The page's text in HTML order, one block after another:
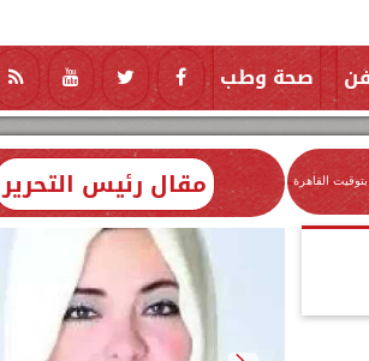
فن صحة وطب تكنولوجيا منوعات
بتوقيت القاهرة مقال رئيس التحرير